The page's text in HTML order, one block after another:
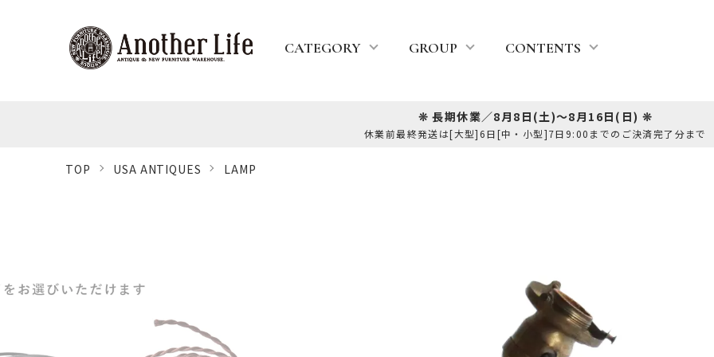
CATEGORY GROUP CONTENTS
❊ 長期休業／8月8日(土)～8月16日(日) ❊
休業前最終発送は[大型]6日[中・小型]7日9:00までのご決済完了分まで
TOP USA ANTIQUES LAMP